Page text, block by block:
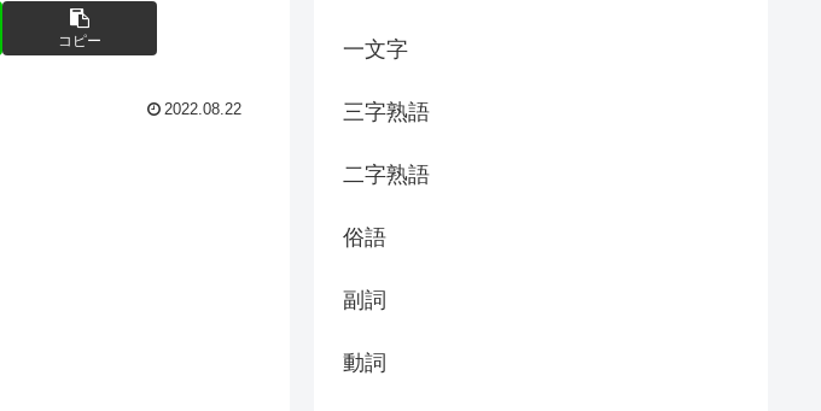
コピー
2022.08.22
一文字
三字熟語
二字熟語
俗語
副詞
動詞